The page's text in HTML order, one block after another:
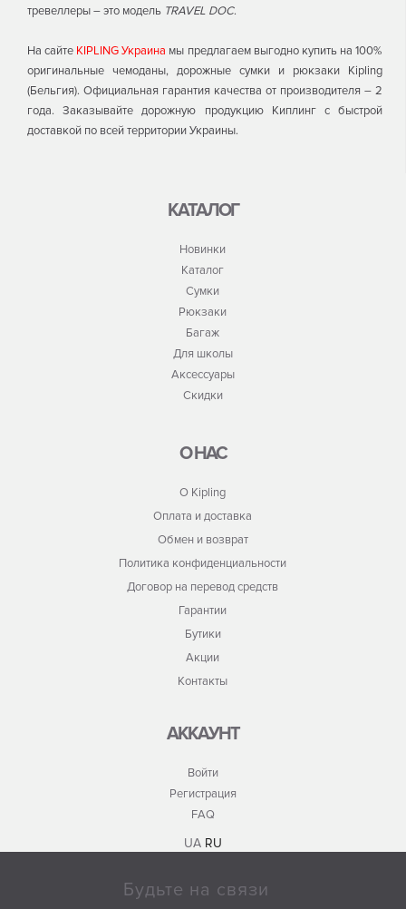
тревеллеры – это модель TRAVEL DOC.
На сайте KIPLING Украина мы предлагаем выгодно купить на 100%
оригинальные чемоданы, дорожные сумки и рюкзаки Kipling
(Бельгия). Официальная гарантия качества от производителя – 2
года. Заказывайте дорожную продукцию Киплинг с быстрой
доставкой по всей территории Украины.
КАТАЛОГ
Новинки
Каталог
Сумки
Рюкзаки
Багаж
Для школы
Аксессуары
Скидки
О НАС
О Kipling
Оплата и доставка
Обмен и возврат
Политика конфиденциальности
Договор на перевод средств
Гарантии
Бутики
Акции
Контакты
АККАУНТ
Войти
Регистрация
FAQ
UA RU
Будьте на связи